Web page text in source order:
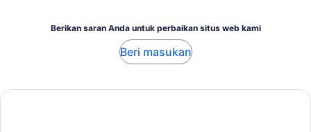
Berikan saran Anda untuk perbaikan situs web kami
Beri masukan